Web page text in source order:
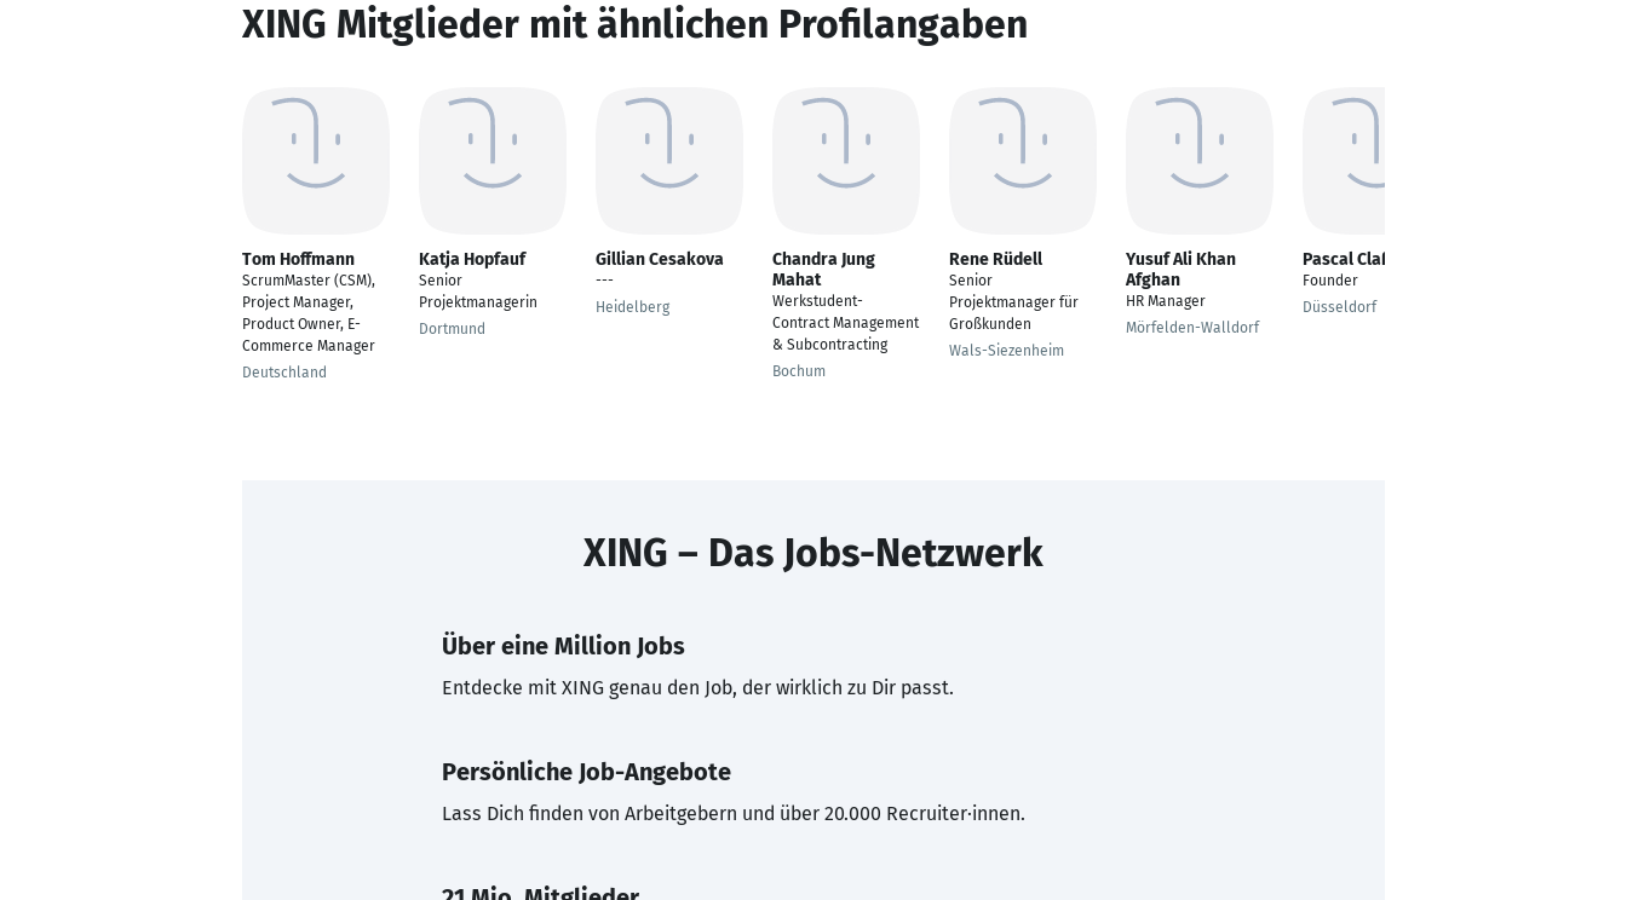
XING Mitglieder mit ähnlichen Profilangaben
Tom Hoffmann
ScrumMaster (CSM),
Project Manager,
Product Owner, E-
Commerce Manager
Deutschland
Katja Hopfauf
Senior
Projektmanagerin
Dortmund
Gillian Cesakova
---
Heidelberg
Chandra Jung
Mahat
Werkstudent-
Contract Management
& Subcontracting
Bochum
Rene Rüdell
Senior
Projektmanager für
Großkunden
Wals-Siezenheim
Yusuf Ali Khan
Afghan
HR Manager
Mörfelden-Walldorf
Pascal Claßen
Founder
Düsseldorf
XING – Das Jobs-Netzwerk
Über eine Million Jobs
Entdecke mit XING genau den Job, der wirklich zu Dir passt.
Persönliche Job-Angebote
Lass Dich finden von Arbeitgebern und über 20.000 Recruiter·innen.